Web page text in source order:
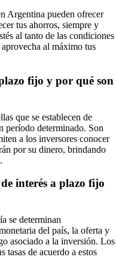
Argentina pueden ofrecer
tus ahorros, siempre y
al tanto de las condiciones
al máximo tus
fijo y por qué son
que se establecen de
período determinado. Son
a los inversores conocer
por su dinero, brindando
interés a plazo fijo
se determinan
del país, la oferta y
asociado a la inversión. Los
tasas de acuerdo a estos